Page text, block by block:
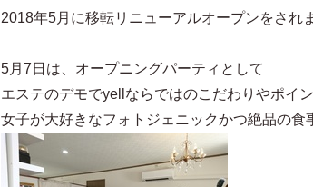
2018年5月に移転リニューアルオープンをされ
5月7日は、オープニングパーティとして
エステのデモでyellならではのこだわりやポイ
女子が大好きなフォトジェニックかつ絶品の食